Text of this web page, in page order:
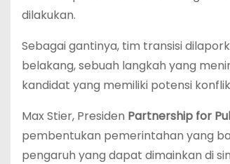
dilakukan.
Sebagai gantinya, tim transisi
belakang, sebuah langkah yang
kandidat yang memiliki potensi
Max Stier, Presiden Partnership for
pembentukan pemerintahan yang
pengaruh yang dapat dimainkan di